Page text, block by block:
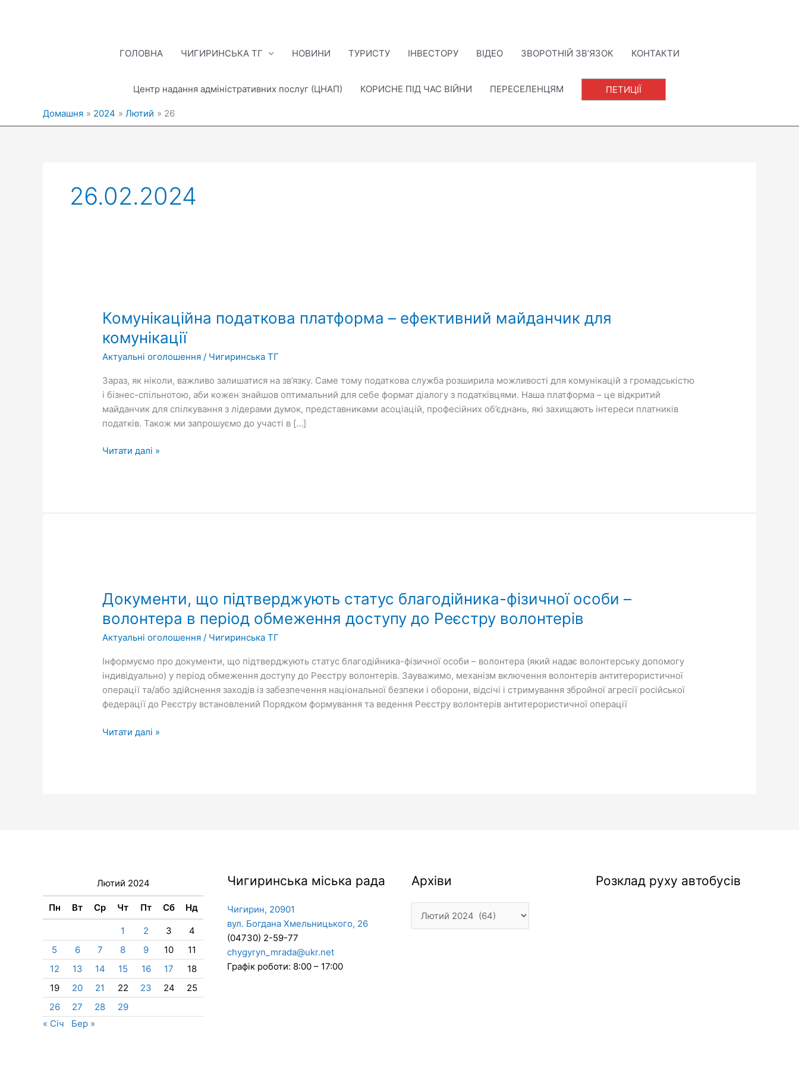
ГОЛОВНА
ЧИГИРИНСЬКА ТГ НОВИНИ ТУРИСТУ ІНВЕСТОРУ ВІДЕО ЗВОРОТНІЙ ЗВ’ЯЗОК КОНТАКТИ
Центр надання адміністративних послуг (ЦНАП) КОРИСНЕ ПІД ЧАС ВІЙНИ ПЕРЕСЕЛЕНЦЯМ ПЕТИЦІЇ
Домашня 2024 Лютий 26
26.02.2024
Комунікаційна податкова платформа – ефективний майданчик для
комунікації
Актуальні оголошення / Чигиринська ТГ
Зараз, як ніколи, важливо залишатися на зв’язку. Саме тому податкова служба розширила можливості для комунікацій з громадськістю
і бізнес-спільнотою, аби кожен знайшов оптимальний для себе формат діалогу з податківцями. Наша платформа – це відкритий
майданчик для спілкування з лідерами думок, представниками асоціацій, професійних об’єднань, які захищають інтереси платників
податків. Також ми запрошуємо до участі в […]
платформа
ефективний
майданчик
комунікації
Читати далі »
Документи, що підтверджують статус благодійника-фізичної особи –
волонтера в період обмеження доступу до Реєстру волонтерів
Актуальні оголошення / Чигиринська ТГ
Інформуємо про документи, що підтверджують статус благодійника-фізичної особи – волонтера (який надає волонтерську допомогу
індивідуально) у період обмеження доступу до Реєстру волонтерів. Зауважимо, механізм включення волонтерів антитерористичної
операції та/або здійснення заходів із забезпечення національної безпеки і оборони, відсічі і стримування збройної агресії російської
федерації до Реєстру встановлений Порядком формування та ведення Реєстру волонтерів антитерористичної операції
підтверджують
статус
благодійника-
фізичної
–
волонтера
в
період
доступу
Читати далі »
Лютий 2024
Пн Вт Ср Чт Пт Сб Нд
1 2 3
4
5
6 7 8 9 10
11
12
13 14 15 16 17
18
19
20 21 22 23 24
25
26
27 28
29
« Січ
Бер »
Чигиринська міська рада
Чигирин, 20901
вул. Богдана Хмельницького, 26
(04730) 2-59-77
chygyryn_mrada@ukr.net
Графік роботи: 8:00 – 17:00
Архіви
Архіви Розклад руху автобусів